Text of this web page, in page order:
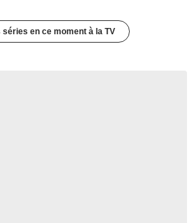
séries en ce moment à la TV